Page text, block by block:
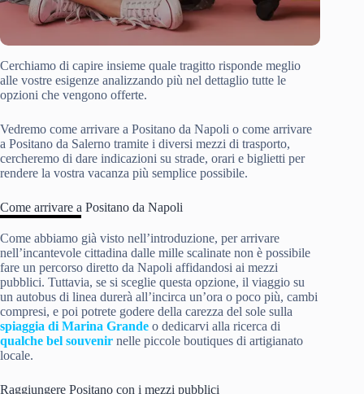
Cerchiamo di capire insieme quale tragitto risponde meglio
alle vostre esigenze analizzando più nel dettaglio tutte le
opzioni che vengono offerte.
Vedremo come arrivare a Positano da Napoli o come arrivare
a Positano da Salerno tramite i diversi mezzi di trasporto,
cercheremo di dare indicazioni su strade, orari e biglietti per
rendere la vostra vacanza più semplice possibile.
Come arrivare a Positano da Napoli
Come abbiamo già visto nell’introduzione, per arrivare
nell’incantevole cittadina dalle mille scalinate non è possibile
fare un percorso diretto da Napoli affidandosi ai mezzi
pubblici. Tuttavia, se si sceglie questa opzione, il viaggio su
un autobus di linea durerà all’incirca un’ora o poco più, cambi
compresi, e poi potrete godere della carezza del sole sulla
spiaggia di Marina Grande o dedicarvi alla ricerca di
qualche bel souvenir nelle piccole boutiques di artigianato
locale.
Raggiungere Positano con i mezzi pubblici